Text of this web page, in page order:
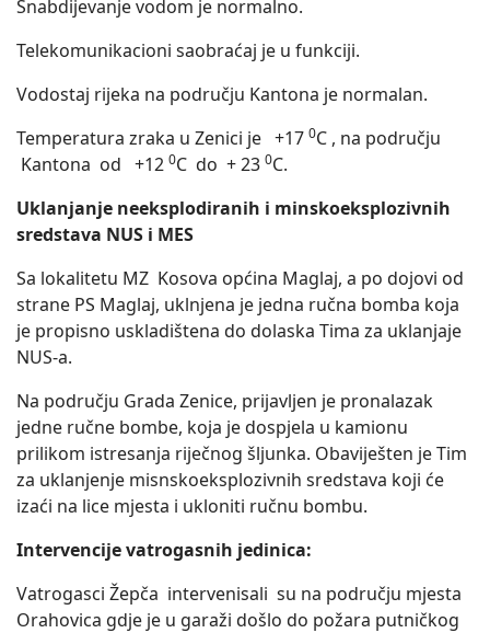
Snabdijevanje vodom je normalno.
Telekomunikacioni saobraćaj je u funkciji.
Vodostaj rijeka na području Kantona je normalan.
Temperatura zraka u Zenici je +17 0C , na području
Kantona od +12 0C do + 23 0C.
Uklanjanje neeksplodiranih i minskoeksplozivnih
sredstava NUS i MES
Sa lokalitetu MZ Kosova općina Maglaj, a po dojovi od
strane PS Maglaj, uklnjena je jedna ručna bomba koja
je propisno uskladištena do dolaska Tima za uklanjaje
NUS-a.
Na području Grada Zenice, prijavljen je pronalazak
jedne ručne bombe, koja je dospjela u kamionu
prilikom istresanja riječnog šljunka. Obaviješten je Tim
za uklanjenje misnskoeksplozivnih sredstava koji će
izaći na lice mjesta i ukloniti ručnu bombu.
Intervencije vatrogasnih jedinica:
Vatrogasci Žepča intervenisali su na području mjesta
Orahovica gdje je u garaži došlo do požara putničkog